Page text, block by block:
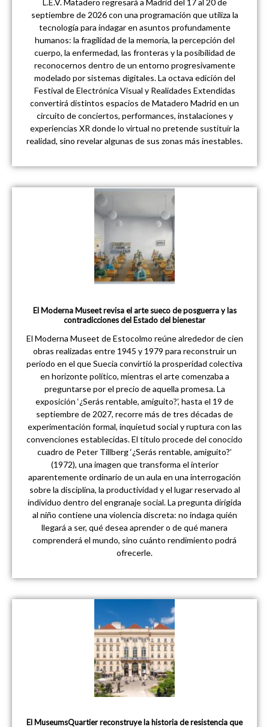
septiembre de 2026 con una programación que utiliza la
tecnología para indagar en asuntos profundamente
humanos: la fragilidad de la memoria, la percepción del
cuerpo, la enfermedad, las fronteras y la posibilidad de
reconocernos dentro de un entorno progresivamente
modelado por sistemas digitales. La octava edición del
Festival de Electrónica Visual y Realidades Extendidas
convertirá distintos espacios de Matadero Madrid en un
circuito de conciertos, performances, instalaciones y
experiencias XR donde lo virtual no pretende sustituir la
realidad, sino revelar algunas de sus zonas más inestables.
El Moderna Museet revisa el arte sueco de posguerra y las
contradicciones del Estado del bienestar
El Moderna Museet de Estocolmo reúne alrededor de cien
obras realizadas entre 1945 y 1979 para reconstruir un
periodo en el que Suecia convirtió la prosperidad colectiva
en horizonte político, mientras el arte comenzaba a
preguntarse por el precio de aquella promesa. La
exposición ‘¿Serás rentable, amiguito?’, hasta el 19 de
septiembre de 2027, recorre más de tres décadas de
experimentación formal, inquietud social y ruptura con las
convenciones establecidas. El título procede del conocido
cuadro de Peter Tillberg ‘¿Serás rentable, amiguito?’
(1972), una imagen que transforma el interior
aparentemente ordinario de un aula en una interrogación
sobre la disciplina, la productividad y el lugar reservado al
individuo dentro del engranaje social. La pregunta dirigida
al niño contiene una violencia discreta: no indaga quién
llegará a ser, qué desea aprender o de qué manera
comprenderá el mundo, sino cuánto rendimiento podrá
ofrecerle.
El MuseumsQuartier reconstruye la historia de resistencia que